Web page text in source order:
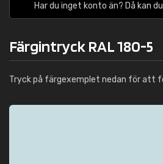
Har du inget konto än? Då kan du
Färgintryck RAL 180-5
Tryck på färgexemplet nedan för att